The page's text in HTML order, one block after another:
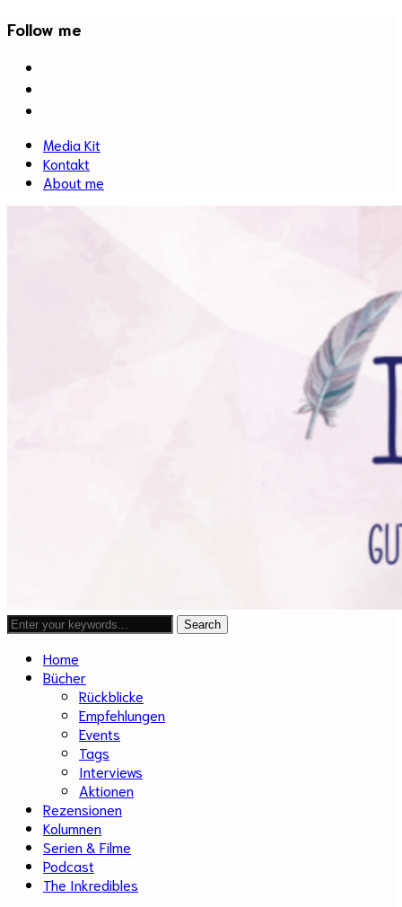
Follow me
Media Kit
Kontakt
About me
Home
Bücher
Rückblicke
Empfehlungen
Events
Tags
Interviews
Aktionen
Rezensionen
Kolumnen
Serien & Filme
Podcast
The Inkredibles